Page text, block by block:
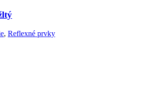
, Reflexné prvky